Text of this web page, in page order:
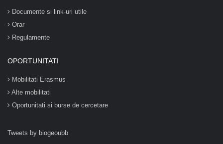
Documente si link-uri utile
Orar
Regulamente
OPORTUNITATI
Mobilitati Erasmus
Alte mobilitati
Oportunitati si burse de cercetare
Tweets by biogeoubb